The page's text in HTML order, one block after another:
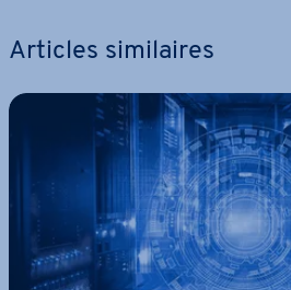
Articles si­mi­laires